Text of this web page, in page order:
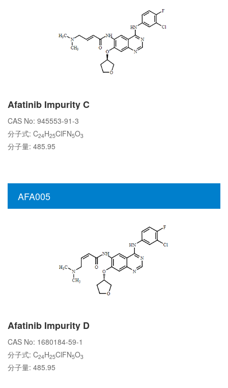
Afatinib Impurity C
CAS No: 945553-91-3
分子式: C24H25ClFN5O3
分子量: 485.95
AFA005
Afatinib Impurity D
CAS No: 1680184-59-1
分子式: C24H25ClFN5O3
分子量: 485.95